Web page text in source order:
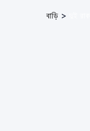
বাড়ি >